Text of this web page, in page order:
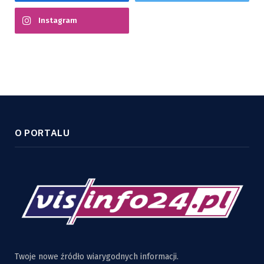
Instagram
O PORTALU
Twoje nowe źródło wiarygodnych informacji.